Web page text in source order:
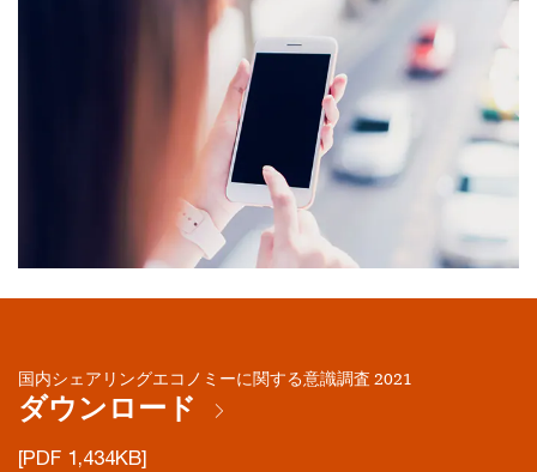
国内シェアリングエコノミーに関する意識調査 2021
ダウンロード
[PDF 1,434KB]